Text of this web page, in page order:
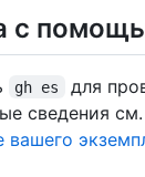
с
gh es
для
сведения
вашего